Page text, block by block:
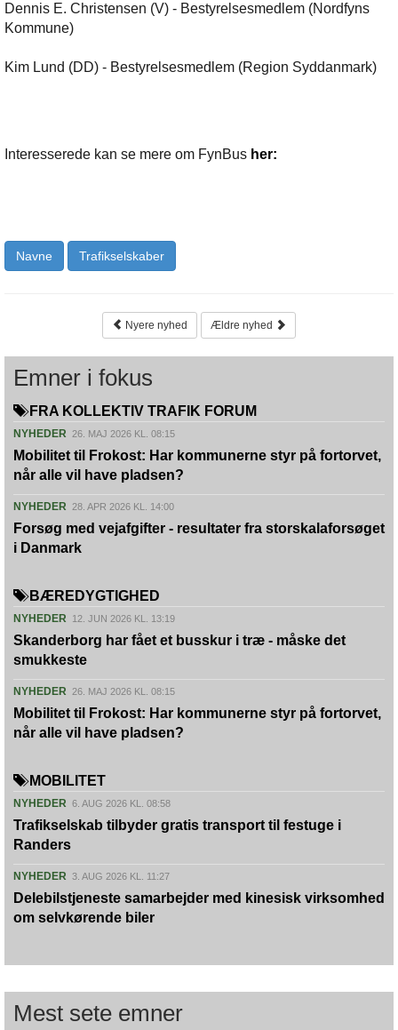
Dennis E. Christensen (V) - Bestyrelsesmedlem (Nordfyns
Kommune)
Kim Lund (DD) - Bestyrelsesmedlem (Region Syddanmark)
Interesserede kan se mere om FynBus her:
Navne Trafikselskaber
Nyere nyhed Ældre nyhed
Emner i fokus
FRA KOLLEKTIV TRAFIK FORUM
NYHEDER 26. MAJ 2026 KL. 08:15
Mobilitet til Frokost: Har kommunerne styr på fortorvet,
når alle vil have pladsen?
NYHEDER 28. APR 2026 KL. 14:00
Forsøg med vejafgifter - resultater fra storskalaforsøget
i Danmark
BÆREDYGTIGHED
NYHEDER 12. JUN 2026 KL. 13:19
Skanderborg har fået et busskur i træ - måske det
smukkeste
NYHEDER 26. MAJ 2026 KL. 08:15
Mobilitet til Frokost: Har kommunerne styr på fortorvet,
når alle vil have pladsen?
MOBILITET
NYHEDER 6. AUG 2026 KL. 08:58
Trafikselskab tilbyder gratis transport til festuge i
Randers
NYHEDER 3. AUG 2026 KL. 11:27
Delebilstjeneste samarbejder med kinesisk virksomhed
om selvkørende biler
Mest sete emner